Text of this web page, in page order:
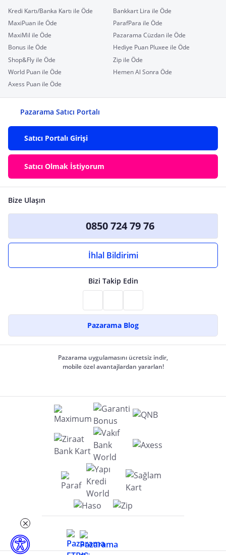
Kredi Kartı/Banka Kartı ile Öde
Bankkart Lira ile Öde
MaxiPuan ile Öde
ParafPara ile Öde
MaxiMil ile Öde
Pazarama Cüzdan ile Öde
Bonus ile Öde
Hediye Puan Pluxee ile Öde
Shop&Fly ile Öde
Zip ile Öde
World Puan ile Öde
Hemen Al Sonra Öde
Axess Puan ile Öde
Pazarama Satıcı Portalı
Satıcı Portalı Girişi
Satıcı Olmak İstiyorum
Bize Ulaşın
0850 724 79 76
İhlal Bildirimi
Bizi Takip Edin
Pazarama Blog
Pazarama uygulamasını ücretsiz indir,
mobile özel avantajlardan yararlan!